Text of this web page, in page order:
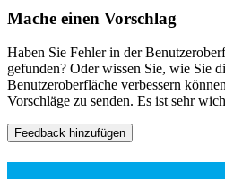
Mache einen Vorschlag
Haben Sie Fehler in der
gefunden? Oder wissen Sie, wie Sie
Benutzeroberfläche verbessern
Vorschläge zu senden. Es ist sehr
Feedback hinzufügen